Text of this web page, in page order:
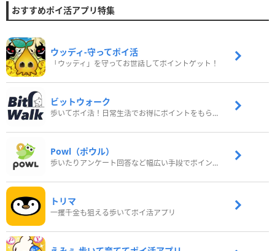
おすすめポイ活アプリ特集
ウッディ‐守ってポイ活
「ウッディ」を守ってお世話してポイントゲット！
ビットウォーク
歩いてポイ活！日常生活でお得にポイントをもらおう
Powl（ポウル）
歩いたりアンケート回答など幅広い手段でポイントをゲット
トリマ
一攫千金も狙える歩いてポイ活アプリ